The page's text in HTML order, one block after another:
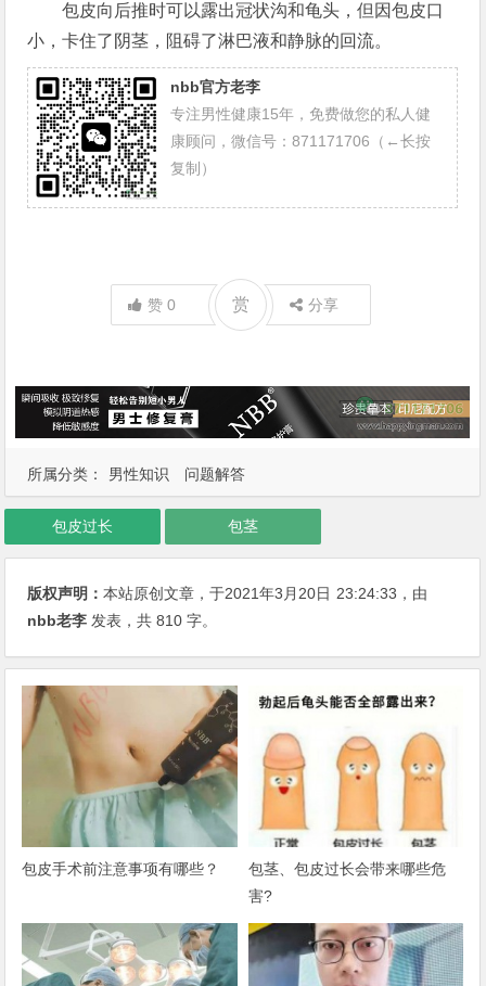
包皮向后推时可以露出冠状沟和龟头，但因包皮口
小，卡住了阴茎，阻碍了淋巴液和静脉的回流。
nbb官方老李
专注男性健康15年，免费做您的私人健
康顾问，微信号：871171706（←长按
复制）
赞0 赏 分享
所属分类： 男性知识 问题解答
包皮过长 包茎
版权声明：本站原创文章，于2021年3月20日 23:24:33 ，由
nbb老李 发表，共 810 字。
包皮手术前注意事项有哪些？
包茎、包皮过长会带来哪些危
害?